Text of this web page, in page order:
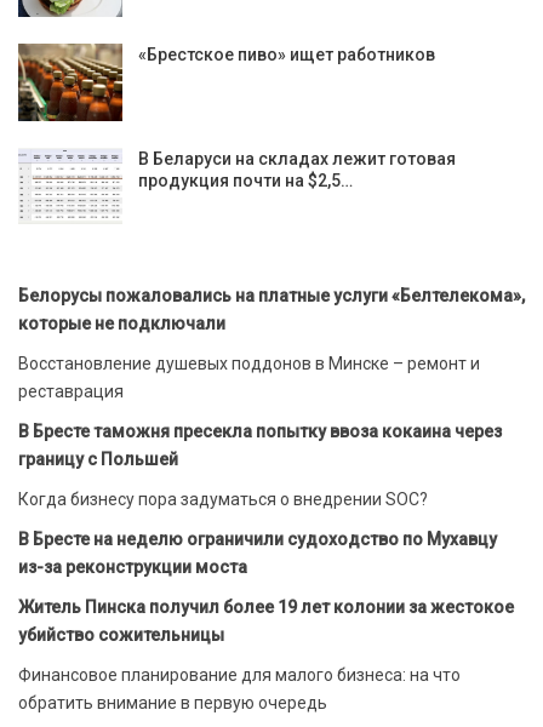
«Брестское пиво» ищет работников
В Беларуси на складах лежит готовая
продукция почти на $2,5…
Белорусы пожаловались на платные услуги «Белтелекома»,
которые не подключали
Восстановление душевых поддонов в Минске – ремонт и
реставрация
В Бресте таможня пресекла попытку ввоза кокаина через
границу с Польшей
Когда бизнесу пора задуматься о внедрении SOC?
В Бресте на неделю ограничили судоходство по Мухавцу
из-за реконструкции моста
Житель Пинска получил более 19 лет колонии за жестокое
убийство сожительницы
Финансовое планирование для малого бизнеса: на что
обратить внимание в первую очередь